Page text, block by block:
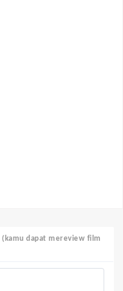
(kamu dapat mereview film